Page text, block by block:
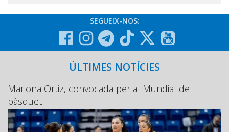
SEGUEIX-NOS:
ÚLTIMES NOTÍCIES
Mariona Ortiz, convocada per al Mundial de
bàsquet